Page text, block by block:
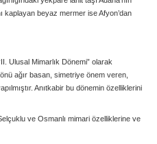
kaplayan beyaz mermer ise Afyon’dan
Ulusal Mimarlık Dönemi” olarak
ağır basan, simetriye önem veren,
Anıtkabir bu dönemin özelliklerini
ve Osmanlı mimari özelliklerine ve